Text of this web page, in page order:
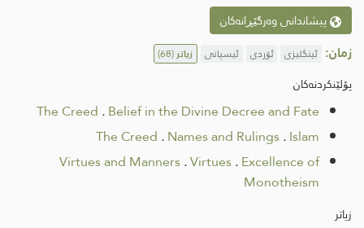
پیشاندانی وەرگێڕانەکان
زمان: ئینگلیزی ئۆردی ئیسپانی زیاتر(68)
پۆلێنکردنەکان
The Creed .Belief in the Divine Decree and Fate
The Creed .Names and Rulings.Islam
Virtues and Manners.Virtues.Excellence of
Monotheism
زیاتر